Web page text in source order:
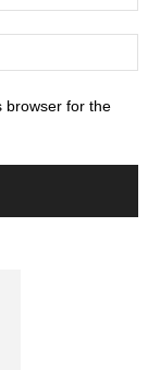
browser for the